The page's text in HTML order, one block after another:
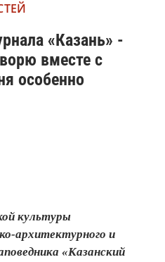
«Казань» -
вместе с
особенно
культуры
и
«Казанский